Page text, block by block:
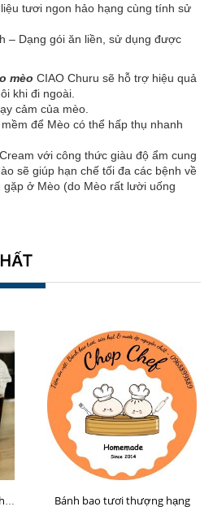
tươi ngon hảo hạng cùng tính sử
– Dạng gói ăn liền, sử dụng được
mèo CIAO Churu sẽ hỗ trợ hiệu quả
khi đi ngoài.
cảm của mèo.
để Mèo có thể hấp thụ nhanh
với công thức giàu độ ẩm cung
sẽ giúp hạn chế tối đa các bệnh về
ở Mèo (do Mèo rất lười uống
Đồ uống nước giải khát cà phê sữa hạt Chop Chef Bánh bao tươi thượng hạng